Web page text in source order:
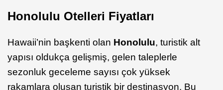
Honolulu Otelleri Fiyatları
Hawaii’nin başkenti olan Honolulu, turistik alt
yapısı oldukça gelişmiş, gelen taleplerle
sezonluk geceleme sayısı çok yüksek
rakamlara oluşan turistik bir destinasyon. Bu